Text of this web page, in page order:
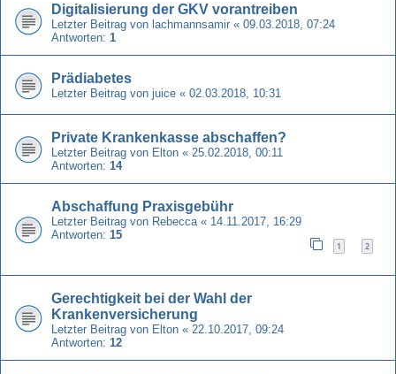
Digitalisierung der GKV vorantreiben
Letzter Beitrag von lachmannsamir « 09.03.2018, 07:24
Antworten: 1
Prädiabetes
Letzter Beitrag von juice « 02.03.2018, 10:31
Private Krankenkasse abschaffen?
Letzter Beitrag von Elton « 25.02.2018, 00:11
Antworten: 14
Abschaffung Praxisgebühr
Letzter Beitrag von Rebecca « 14.11.2017, 16:29
Antworten: 15
1 2
Gerechtigkeit bei der Wahl der
Krankenversicherung
Letzter Beitrag von Elton « 22.10.2017, 09:24
Antworten: 12